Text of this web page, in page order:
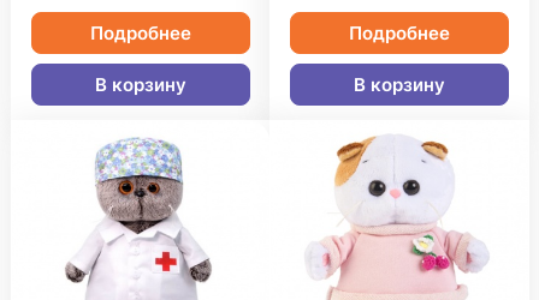
Подробнее
В корзину
Подробнее
В корзину